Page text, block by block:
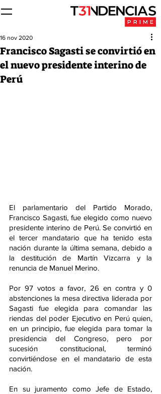
Francisco Sagasti se convirtió en
el nuevo presidente interino de
Perú
16 nov 2020
El parlamentario del Partido Morado,
Francisco Sagasti, fue elegido como nuevo
presidente interino de Perú. Se convirtió en
el tercer mandatario que ha tenido esta
nación durante la última semana, debido a
la destitución de Martín Vizcarra y la
renuncia de Manuel Merino.
Por 97 votos a favor, 26 en contra y 0
abstenciones la mesa directiva liderada por
Sagasti fue elegida para comandar las
riendas del poder Ejecutivo en Perú quien,
en un principio, fue elegida para tomar la
presidencia del Congreso, pero por
sucesión constitucional, terminó
convirtiéndose en el mandatario de esta
nación.
En su juramento como Jefe de Estado,